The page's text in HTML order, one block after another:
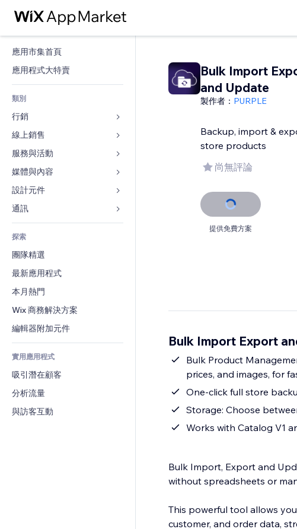
應用市集首頁
應用程式大特賣
類別
行銷
廣告
行動裝置
分析
社交
發佈網站
電子郵件
轉換率
線上銷售
商店應用程式
出貨與送貨
付款按鈕
網路課程
會計
優惠券與酬賓計劃
倉儲解決方案
廠商直送
食品及飲料
服務與活動
旅館
活動
餐廳
不動產
預訂
媒體與內容
圖庫
音樂
Podcast
相片
影片
PDF
檔案分享
新聞
內容服務
設計元件
地圖與導航
隱私與安全性
時鐘
網頁範本
圖片效果
按鈕與選單
橫幅與徽章
計算機
搜尋
天氣
圖表與表格
表單
部落格
投票
聊天
留言
電話
社群
評價與推薦
CRM
探索
團隊精選
最新應用程式
本月熱門
Wix 商務解決方案
編輯器附加元件
實用應用程式
吸引潛在顧客
分析流量
與訪客互動
Bulk Import
and Update
製作者： PURPLE
Backup, import &
store products
尚無評論
提供免費方案
Bulk Import Export
Bulk Product
prices, and images, for
One-click full store
Storage: Choose
Works with Catalog V1
Bulk Import, Export and
without spreadsheets or
This powerful tool allows
customer, and order data,